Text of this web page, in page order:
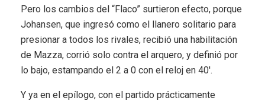
Pero los cambios del “Flaco” surtieron efecto, porque
Johansen, que ingresó como el llanero solitario para
presionar a todos los rivales, recibió una habilitación
de Mazza, corrió solo contra el arquero, y definió por
lo bajo, estampando el 2 a 0 con el reloj en 40′.
Y ya en el epílogo, con el partido prácticamente